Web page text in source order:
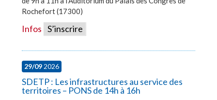
Rochefort (17300)
Infos S’inscrire
29/092026
SDETP : Les infrastructures au service des
territoires – PONS de 14h à 16h